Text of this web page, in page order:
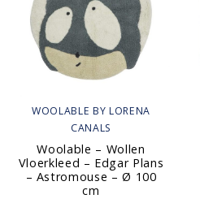
WOOLABLE BY LORENA
CANALS
Woolable – Wollen
Vloerkleed – Edgar Plans
– Astromouse – Ø 100
cm